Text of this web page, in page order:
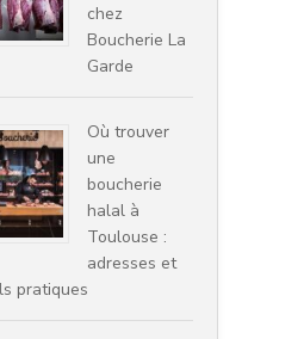
chez
Boucherie La
Garde
Où trouver
une
boucherie
halal à
Toulouse :
adresses et
pratiques